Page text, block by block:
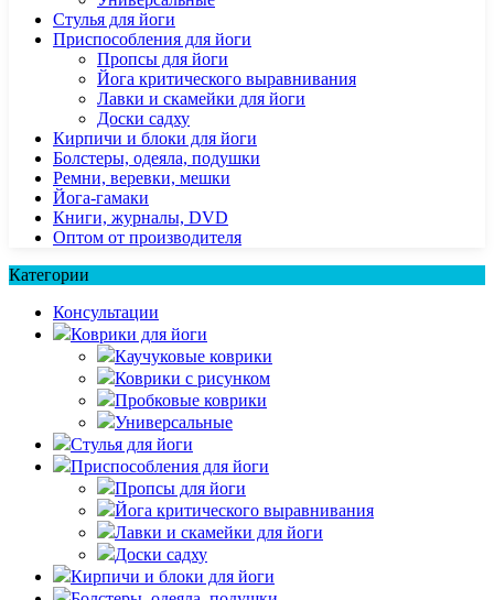
Стулья для йоги
Приспособления для йоги
Пропсы для йоги
Йога критического выравнивания
Лавки и скамейки для йоги
Доски садху
Кирпичи и блоки для йоги
Болстеры, одеяла, подушки
Ремни, веревки, мешки
Йога-гамаки
Книги, журналы, DVD
Оптом от производителя
Категории
Консультации
Коврики для йоги
Каучуковые коврики
Коврики с рисунком
Пробковые коврики
Универсальные
Стулья для йоги
Приспособления для йоги
Пропсы для йоги
Йога критического выравнивания
Лавки и скамейки для йоги
Доски садху
Кирпичи и блоки для йоги